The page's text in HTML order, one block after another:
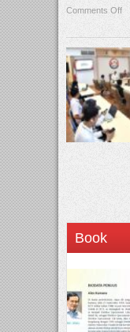
Comments Off
Book